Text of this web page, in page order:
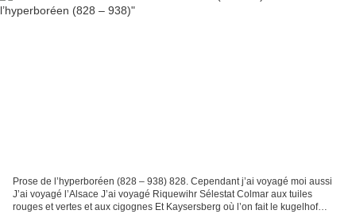
Prose de l’hyperboréen (828 – 938) 828. Cependant j’ai voyagé moi aussi
J’ai voyagé l’Alsace J’ai voyagé Riquewihr Sélestat Colmar aux tuiles
rouges et vertes et aux cigognes Et Kaysersberg où l’on fait le kugelhof